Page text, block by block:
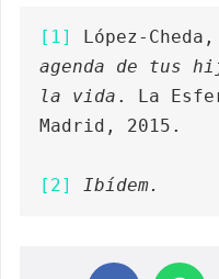
[1] López-
agenda de tus
la vida . La
Madrid, 2015.
[2] Ibídem.